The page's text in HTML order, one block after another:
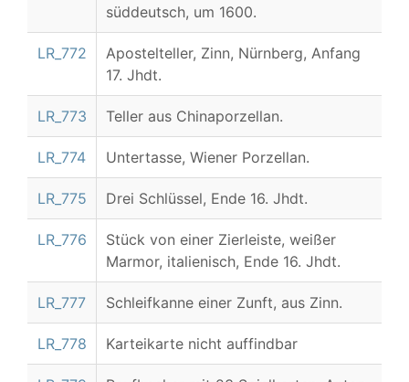
süddeutsch, um 1600.
LR_772
Apostelteller, Zinn, Nürnberg, Anfang
17. Jhdt.
LR_773 Teller aus Chinaporzellan.
LR_774 Untertasse, Wiener Porzellan.
LR_775 Drei Schlüssel, Ende 16. Jhdt.
LR_776
Stück von einer Zierleiste, weißer
Marmor, italienisch, Ende 16. Jhdt.
LR_777 Schleifkanne einer Zunft, aus Zinn.
LR_778 Karteikarte nicht auffindbar